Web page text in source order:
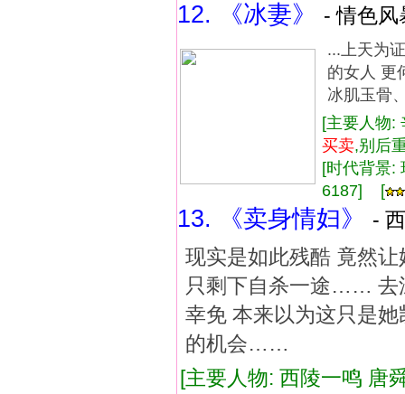
12. 《冰妻》 - 情色
...上天为
的女人 更
冰肌玉骨
[主要人物
买卖,别后
[时代背景
6187] [
13. 《卖身情妇》
-
现实是如此残酷 竟然
只剩下自杀一途…… 去
幸免 本来以为这只是
的机会……
[主要人物: 西陵一鸣 唐